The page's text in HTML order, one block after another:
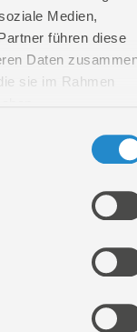
Medien,
führen diese
Daten
sie im Rahmen
4015671211002